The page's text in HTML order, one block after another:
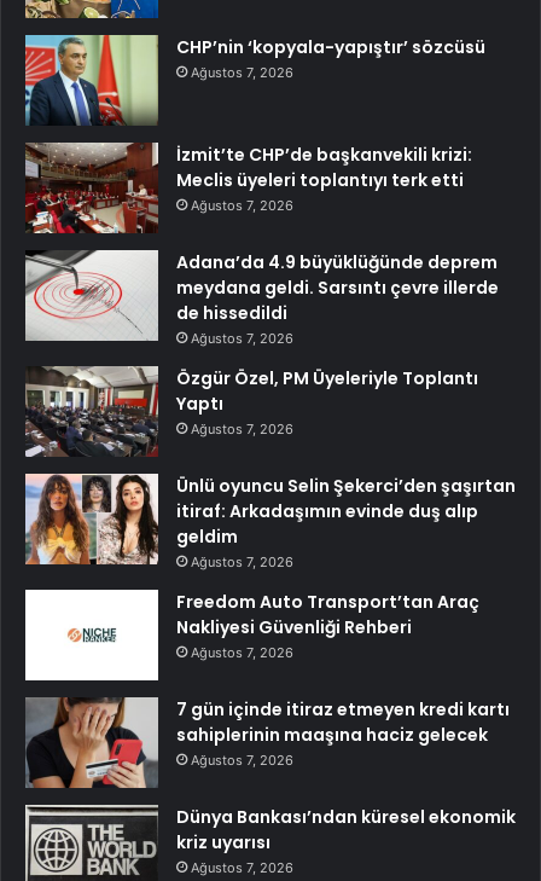
CHP’nin ‘kopyala-yapıştır’ sözcüsü
Ağustos 7, 2026
İzmit’te CHP’de başkanvekili krizi:
Meclis üyeleri toplantıyı terk etti
Ağustos 7, 2026
Adana’da 4.9 büyüklüğünde deprem
meydana geldi. Sarsıntı çevre illerde
de hissedildi
Ağustos 7, 2026
Özgür Özel, PM Üyeleriyle Toplantı
Yaptı
Ağustos 7, 2026
Ünlü oyuncu Selin Şekerci’den şaşırtan
itiraf: Arkadaşımın evinde duş alıp
geldim
Ağustos 7, 2026
Freedom Auto Transport’tan Araç
Nakliyesi Güvenliği Rehberi
Ağustos 7, 2026
7 gün içinde itiraz etmeyen kredi kartı
sahiplerinin maaşına haciz gelecek
Ağustos 7, 2026
Dünya Bankası’ndan küresel ekonomik
kriz uyarısı
Ağustos 7, 2026